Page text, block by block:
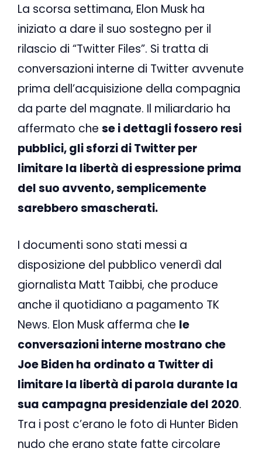
La scorsa settimana, Elon Musk ha
iniziato a dare il suo sostegno per il
rilascio di “Twitter Files”. Si tratta di
conversazioni interne di Twitter avvenute
prima dell’acquisizione della compagnia
da parte del magnate. Il miliardario ha
affermato che se i dettagli fossero resi
pubblici, gli sforzi di Twitter per
limitare la libertà di espressione prima
del suo avvento, semplicemente
sarebbero smascherati.
I documenti sono stati messi a
disposizione del pubblico venerdì dal
giornalista Matt Taibbi, che produce
anche il quotidiano a pagamento TK
News. Elon Musk afferma che le
conversazioni interne mostrano che
Joe Biden ha ordinato a Twitter di
limitare la libertà di parola durante la
sua campagna presidenziale del 2020.
Tra i post c’erano le foto di Hunter Biden
nudo che erano state fatte circolare